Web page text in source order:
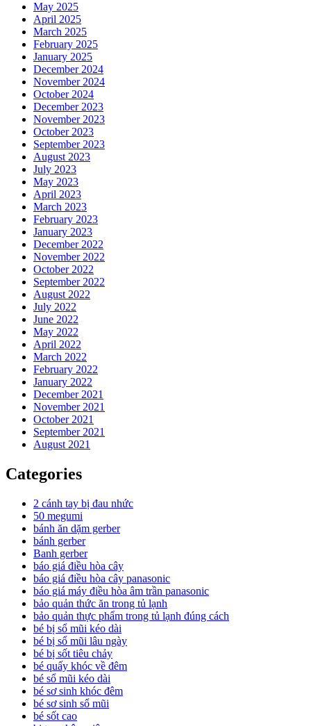
May 2025
April 2025
March 2025
February 2025
January 2025
December 2024
November 2024
October 2024
December 2023
November 2023
October 2023
September 2023
August 2023
July 2023
May 2023
April 2023
March 2023
February 2023
January 2023
December 2022
November 2022
October 2022
September 2022
August 2022
July 2022
June 2022
May 2022
April 2022
March 2022
February 2022
January 2022
December 2021
November 2021
October 2021
September 2021
August 2021
Categories
2 cánh tay bị đau nhức
50 megumi
bánh ăn dặm gerber
bánh gerber
Banh gerber
báo giá điều hòa cây
báo giá điều hòa cây panasonic
báo giá máy điều hòa âm trần panasonic
bảo quản thức ăn trong tủ lạnh
bảo quản thực phẩm trong tủ lạnh đúng cách
bé bị sổ mũi kéo dài
bé bị sổ mũi lâu ngày
bé bị sốt tiêu chảy
bé quấy khóc về đêm
bé sổ mũi kéo dài
bé sơ sinh khóc đêm
bé sơ sinh sổ mũi
bé sốt cao